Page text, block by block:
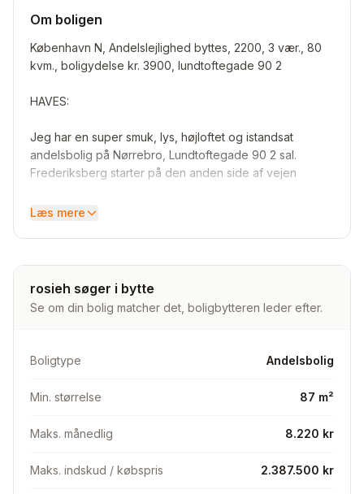
Om boligen
København N, Andelslejlighed byttes, 2200, 3 vær., 80
kvm., boligydelse kr. 3900, lundtoftegade 90 2
HAVES:
Jeg har en super smuk, lys, højloftet og istandsat
andelsbolig på Nørrebro, Lundtoftegade 90 2 sal.
Frederiksberg starter på den anden side af vejen
Vi købte lejligheden i 2020 og har total-istandsat den
køkkenet (der kommer formegentlig 5 meter lang altan
ved køkkenet så snart tilbud er godkendt fra
andelforeningen). Vaskemaskine + opvaskemaskine.
Meget meget dejligt og hyggeligt sted. smuk grøn udsyn
Andelen koster ca 1.7 mil og forbedringer for 160.000kr.
Sund andelsforening.
Læs mere
rosieh søger i bytte
Se om din bolig matcher det, boligbytteren leder efter.
Boligtype Andelsbolig
Min. størrelse 87 m²
Maks. månedlig 8.220 kr
Maks. indskud / købspris 2.387.500 kr